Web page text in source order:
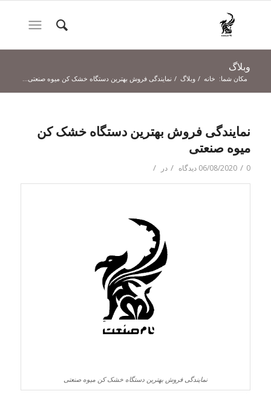
وبلاگ
مکان شما: خانه / وبلاگ / نمایندگی فروش بهترین دستگاه خشک کن میوه صنعتی...
نمایندگی فروش بهترین دستگاه خشک کن
میوه صنعتی
06/08/2020 / 0 دیدگاه / در /
نمایندگی فروش بهترین دستگاه خشک کن میوه صنعتی